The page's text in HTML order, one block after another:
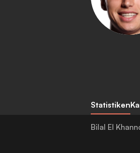
Statistiken
Bilal El